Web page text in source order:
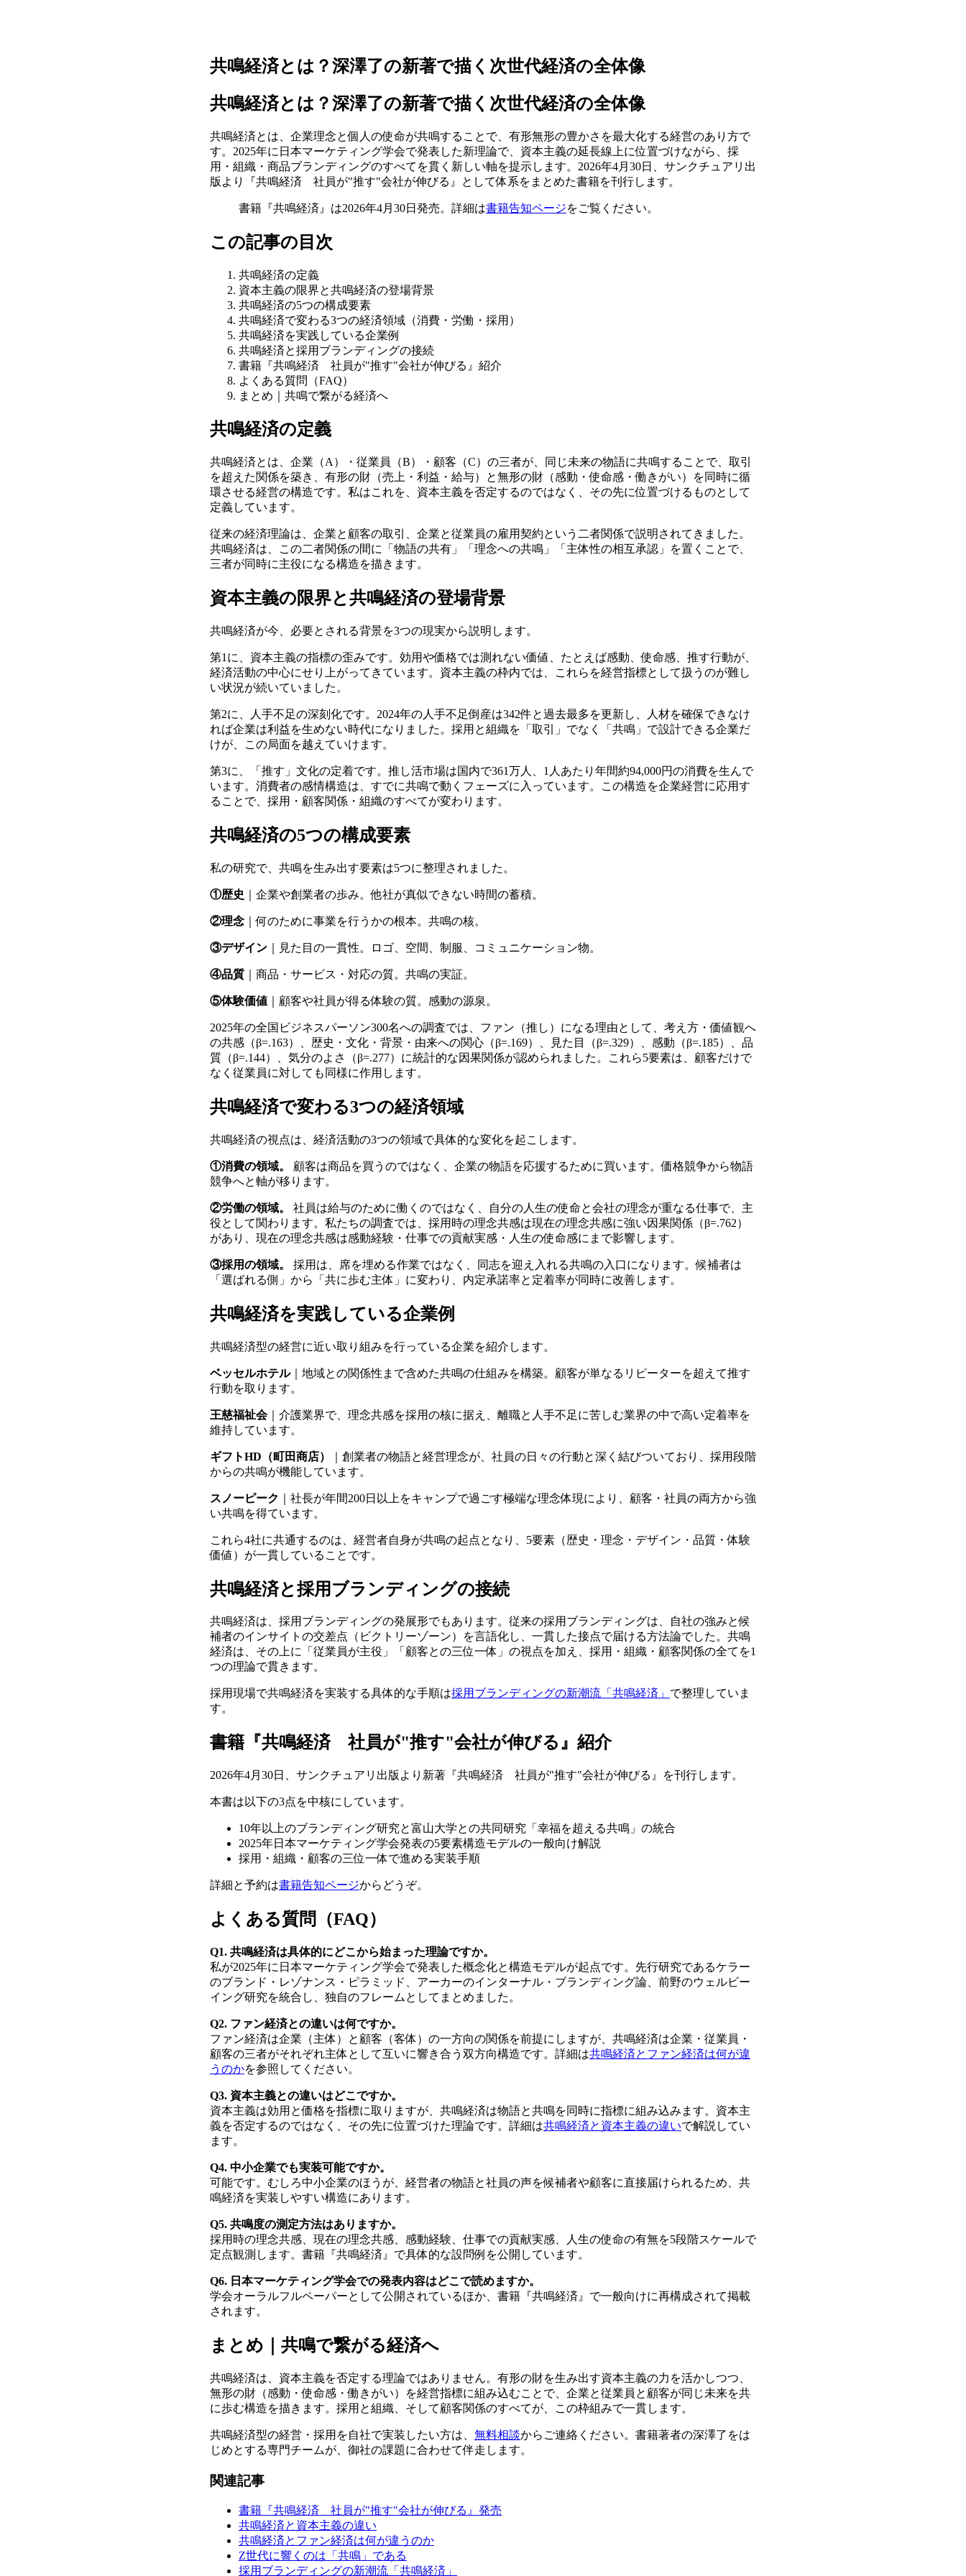
共鳴経済とは？深澤了の新著で描く次世代経済の全体像
共鳴経済とは？深澤了の新著で描く次世代経済の全体像
共鳴経済とは、企業理念と個人の使命が共鳴することで、有形無形の豊かさを最大化する経営のあり方で
す。2025年に日本マーケティング学会で発表した新理論で、資本主義の延長線上に位置づけながら、採
用・組織・商品ブランディングのすべてを貫く新しい軸を提示します。2026年4月30日、サンクチュアリ出
版より『共鳴経済 社員が"推す"会社が伸びる』として体系をまとめた書籍を刊行します。
書籍『共鳴経済』は2026年4月30日発売。詳細は書籍告知ページをご覧ください。
この記事の目次
共鳴経済の定義
資本主義の限界と共鳴経済の登場背景
共鳴経済の5つの構成要素
共鳴経済で変わる3つの経済領域（消費・労働・採用）
共鳴経済を実践している企業例
共鳴経済と採用ブランディングの接続
書籍『共鳴経済 社員が"推す"会社が伸びる』紹介
よくある質問（FAQ）
まとめ｜共鳴で繋がる経済へ
共鳴経済の定義
共鳴経済とは、企業（A）・従業員（B）・顧客（C）の三者が、同じ未来の物語に共鳴することで、取引
を超えた関係を築き、有形の財（売上・利益・給与）と無形の財（感動・使命感・働きがい）を同時に循
環させる経営の構造です。私はこれを、資本主義を否定するのではなく、その先に位置づけるものとして
定義しています。
従来の経済理論は、企業と顧客の取引、企業と従業員の雇用契約という二者関係で説明されてきました。
共鳴経済は、この二者関係の間に「物語の共有」「理念への共鳴」「主体性の相互承認」を置くことで、
三者が同時に主役になる構造を描きます。
資本主義の限界と共鳴経済の登場背景
共鳴経済が今、必要とされる背景を3つの現実から説明します。
第1に、資本主義の指標の歪みです。効用や価格では測れない価値、たとえば感動、使命感、推す行動が、
経済活動の中心にせり上がってきています。資本主義の枠内では、これらを経営指標として扱うのが難し
い状況が続いていました。
第2に、人手不足の深刻化です。2024年の人手不足倒産は342件と過去最多を更新し、人材を確保できなけ
れば企業は利益を生めない時代になりました。採用と組織を「取引」でなく「共鳴」で設計できる企業だ
けが、この局面を越えていけます。
第3に、「推す」文化の定着です。推し活市場は国内で361万人、1人あたり年間約94,000円の消費を生んで
います。消費者の感情構造は、すでに共鳴で動くフェーズに入っています。この構造を企業経営に応用す
ることで、採用・顧客関係・組織のすべてが変わります。
共鳴経済の5つの構成要素
私の研究で、共鳴を生み出す要素は5つに整理されました。
①歴史 ｜企業や創業者の歩み。他社が真似できない時間の蓄積。
②理念 ｜何のために事業を行うかの根本。共鳴の核。
③デザイン ｜見た目の一貫性。ロゴ、空間、制服、コミュニケーション物。
④品質 ｜商品・サービス・対応の質。共鳴の実証。
⑤体験価値 ｜顧客や社員が得る体験の質。感動の源泉。
2025年の全国ビジネスパーソン300名への調査では、ファン（推し）になる理由として、考え方・価値観へ
の共感（β=.163）、歴史・文化・背景・由来への関心（β=.169）、見た目（β=.329）、感動（β=.185）、品
質（β=.144）、気分のよさ（β=.277）に統計的な因果関係が認められました。これら5要素は、顧客だけで
なく従業員に対しても同様に作用します。
共鳴経済で変わる3つの経済領域
共鳴経済の視点は、経済活動の3つの領域で具体的な変化を起こします。
①消費の領域。
顧客は商品を買うのではなく、企業の物語を応援するために買います。価格競争から物語
競争へと軸が移ります。
②労働の領域。
社員は給与のために働くのではなく、自分の人生の使命と会社の理念が重なる仕事で、主
役として関わります。私たちの調査では、採用時の理念共感は現在の理念共感に強い因果関係（β=.762）
があり、現在の理念共感は感動経験・仕事での貢献実感・人生の使命感にまで影響します。
③採用の領域。
採用は、席を埋める作業ではなく、同志を迎え入れる共鳴の入口になります。候補者は
「選ばれる側」から「共に歩む主体」に変わり、内定承諾率と定着率が同時に改善します。
共鳴経済を実践している企業例
共鳴経済型の経営に近い取り組みを行っている企業を紹介します。
ベッセルホテル｜地域との関係性まで含めた共鳴の仕組みを構築。顧客が単なるリピーターを超えて推す
行動を取ります。
王慈福祉会｜介護業界で、理念共感を採用の核に据え、離職と人手不足に苦しむ業界の中で高い定着率を
維持しています。
ギフトHD（町田商店）
｜創業者の物語と経営理念が、社員の日々の行動と深く結びついており、採用段階
からの共鳴が機能しています。
スノーピーク
｜社長が年間200日以上をキャンプで過ごす極端な理念体現により、顧客・社員の両方から強
い共鳴を得ています。
これら4社に共通するのは、経営者自身が共鳴の起点となり、5要素（歴史・理念・デザイン・品質・体験
価値）が一貫していることです。
共鳴経済と採用ブランディングの接続
共鳴経済は、採用ブランディングの発展形でもあります。従来の採用ブランディングは、自社の強みと候
補者のインサイトの交差点（ビクトリーゾーン）を言語化し、一貫した接点で届ける方法論でした。共鳴
経済は、その上に「従業員が主役」「顧客との三位一体」の視点を加え、採用・組織・顧客関係の全てを1
つの理論で貫きます。
採用現場で共鳴経済を実装する具体的な手順は採用ブランディングの新潮流「共鳴経済」 で整理していま
す。
書籍『共鳴経済 社員が"推す"会社が伸びる』紹介
2026年4月30日、サンクチュアリ出版より新著『共鳴経済 社員が"推す"会社が伸びる』を刊行します。
本書は以下の3点を中核にしています。
10年以上のブランディング研究と富山大学との共同研究「幸福を超える共鳴」の統合
2025年日本マーケティング学会発表の5要素構造モデルの一般向け解説
採用・組織・顧客の三位一体で進める実装手順
詳細と予約は書籍告知ページからどうぞ。
よくある質問（FAQ）
Q1. 共鳴経済は具体的にどこから始まった理論ですか。
私が2025年に日本マーケティング学会で発表した概念化と構造モデルが起点です。先行研究であるケラー
のブランド・レゾナンス・ピラミッド、アーカーのインターナル・ブランディング論、前野のウェルビー
イング研究を統合し、独自のフレームとしてまとめました。
Q2. ファン経済との違いは何ですか。
ファン経済は企業（主体）と顧客（客体）の一方向の関係を前提にしますが、共鳴経済は企業・従業員・
顧客の三者がそれぞれ主体として互いに響き合う双方向構造です。詳細は共鳴経済とファン経済は何が違
うのかを参照してください。
Q3. 資本主義との違いはどこですか。
資本主義は効用と価格を指標に取りますが、共鳴経済は物語と共鳴を同時に指標に組み込みます。資本主
義を否定するのではなく、その先に位置づけた理論です。詳細は共鳴経済と資本主義の違いで解説してい
ます。
Q4. 中小企業でも実装可能ですか。
可能です。むしろ中小企業のほうが、経営者の物語と社員の声を候補者や顧客に直接届けられるため、共
鳴経済を実装しやすい構造にあります。
Q5. 共鳴度の測定方法はありますか。
採用時の理念共感、現在の理念共感、感動経験、仕事での貢献実感、人生の使命の有無を5段階スケールで
定点観測します。書籍『共鳴経済』で具体的な設問例を公開しています。
Q6. 日本マーケティング学会での発表内容はどこで読めますか。
学会オーラルフルペーパーとして公開されているほか、書籍『共鳴経済』で一般向けに再構成されて掲載
されます。
まとめ｜共鳴で繋がる経済へ
共鳴経済は、資本主義を否定する理論ではありません。有形の財を生み出す資本主義の力を活かしつつ、
無形の財（感動・使命感・働きがい）を経営指標に組み込むことで、企業と従業員と顧客が同じ未来を共
に歩む構造を描きます。採用と組織、そして顧客関係のすべてが、この枠組みで一貫します。
共鳴経済型の経営・採用を自社で実装したい方は、 無料相談からご連絡ください。書籍著者の深澤了をは
じめとする専門チームが、御社の課題に合わせて伴走します。
関連記事
書籍『共鳴経済 社員が"推す"会社が伸びる』発売
共鳴経済と資本主義の違い
共鳴経済とファン経済は何が違うのか
Z世代に響くのは「共鳴」である
採用ブランディングの新潮流「共鳴経済」